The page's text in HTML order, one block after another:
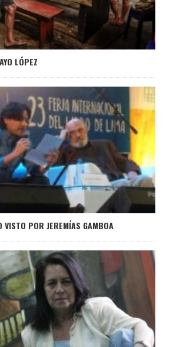
LÓPEZ
VISTO POR JEREMÍAS GAMBOA